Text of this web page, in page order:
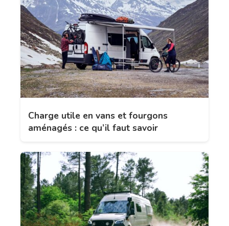
Charge utile en vans et fourgons
aménagés : ce qu’il faut savoir